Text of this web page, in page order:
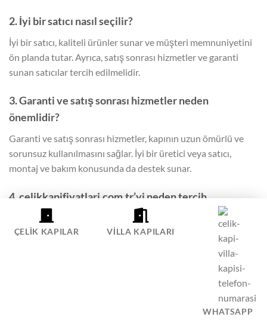
2. İyi bir satıcı nasıl seçilir?
İyi bir satıcı, kaliteli ürünler sunar ve müşteri memnuniyetini
ön planda tutar. Ayrıca, satış sonrası hizmetler ve garanti
sunan satıcılar tercih edilmelidir.
3. Garanti ve satış sonrası hizmetler neden
önemlidir?
Garanti ve satış sonrası hizmetler, kapının uzun ömürlü ve
sorunsuz kullanılmasını sağlar. İyi bir üretici veya satıcı,
montaj ve bakım konusunda da destek sunar.
4. celikkapifiyatlari.com.tr’yi neden tercih
etmeliyim?
celikkapifiyatlari.com.tr olarak, yüksek kaliteli çelik kapılar ve
profesyonel hizmetler sunuyoruz. Müşteri memnuniyetini
5. Ürünlerinizde hangi malzemeleri kullanıyorsunuz?
Ürünlerimizde en kaliteli çelik ve dayanıklı kaplama
ÇELIK KAPILAR VILLA KAPILARI
WHATSAPP